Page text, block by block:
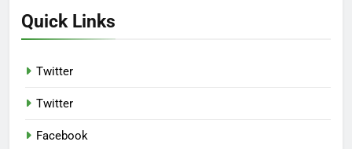
Quick Links
Twitter
Twitter
Facebook